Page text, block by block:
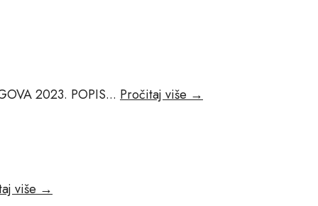
2023. POPIS... Pročitaj više →
više→